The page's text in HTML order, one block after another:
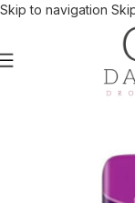
Skip to navigation